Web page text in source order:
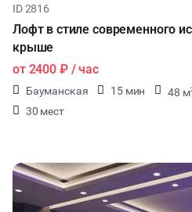
ID 2816
Лофт в стиле современного
крыше
от 2400 ₽/ час
Бауманская 15 мин 48 м
30 мест